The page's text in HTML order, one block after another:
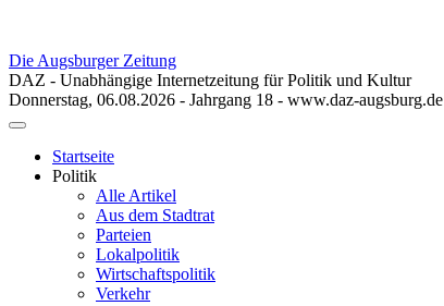
Die Augsburger Zeitung
DAZ - Unabhängige Internetzeitung für Politik und Kultur
Donnerstag, 06.08.2026 - Jahrgang 18 - www.daz-augsburg.de
Toggle
navigationStartseite
Politik
Alle Artikel
Aus dem Stadtrat
Parteien
Lokalpolitik
Wirtschaftspolitik
Verkehr